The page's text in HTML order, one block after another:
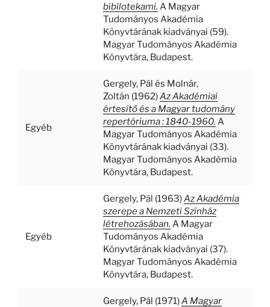
bibilotekami. A Magyar
Tudományos Akadémia
Könyvtárának kiadványai (59).
Magyar Tudományos Akadémia
Könyvtára, Budapest.
Egyéb
Gergely, Pál és Molnár,
Zoltán (1962)Az Akadémiai
értesítő és a Magyar tudomány
repertóriuma : 1840-1960. A
Magyar Tudományos Akadémia
Könyvtárának kiadványai (33).
Magyar Tudományos Akadémia
Könyvtára, Budapest.
Egyéb
Gergely, Pál (1963)Az Akadémia
szerepe a Nemzeti Színház
létrehozásában. A Magyar
Tudományos Akadémia
Könyvtárának kiadványai (37).
Magyar Tudományos Akadémia
Könyvtára, Budapest.
Gergely, Pál (1971)A Magyar